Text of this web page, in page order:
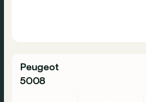
Peugeot
5008